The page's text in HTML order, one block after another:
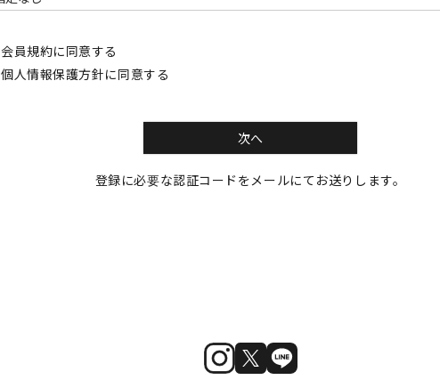
会員規約に同意する
個人情報保護方針に同意する
次へ
登録に必要な認証コードをメールにてお送りします。